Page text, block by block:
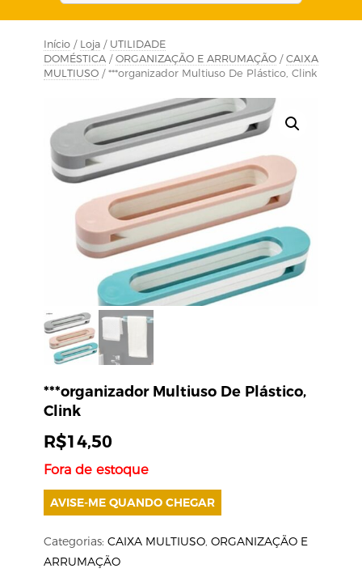
Início / Loja / UTILIDADE
DOMÉSTICA / ORGANIZAÇÃO E ARRUMAÇÃO / CAIXA
MULTIUSO / ***organizador Multiuso De Plástico, Clink
***organizador Multiuso De Plástico,
Clink
R$14,50
Fora de estoque
AVISE-ME QUANDO CHEGAR
Categorias: CAIXA MULTIUSO, ORGANIZAÇÃO E
ARRUMAÇÃO